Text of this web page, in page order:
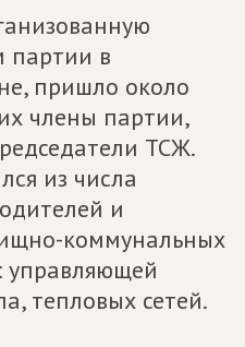
партии в
пришло около
члены партии,
ТСЖ.
из числа
и
коммунальных
управляющей
тепловых сетей.